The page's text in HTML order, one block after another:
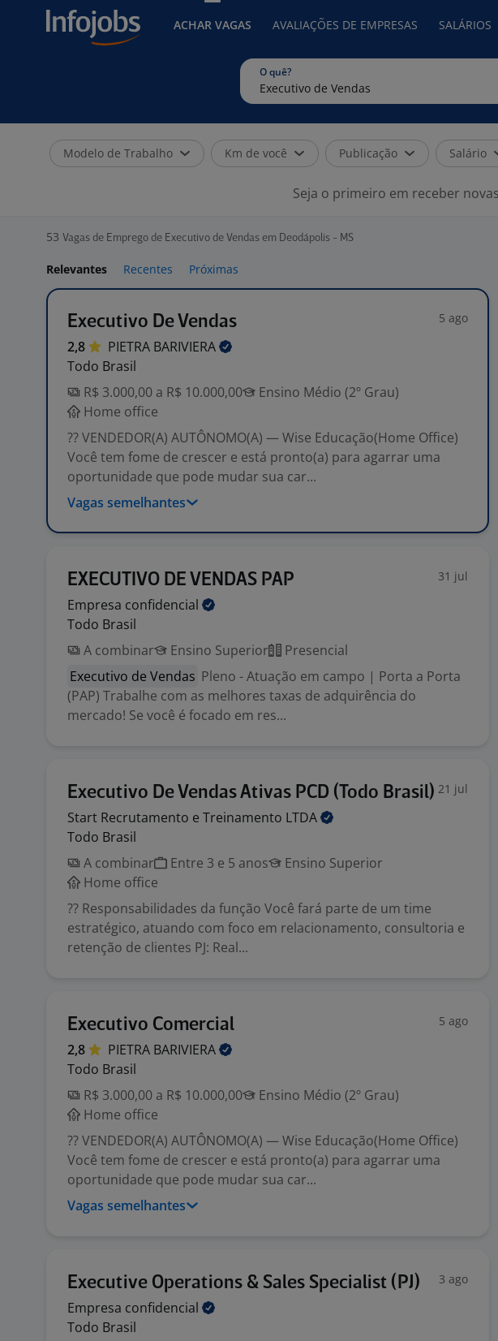
ACHAR VAGAS AVALIAÇÕES DE EMPRESAS SALÁRIOS
O quê?
Modelo de Trabalho Km de você Publicação Salário
Seja o primeiro em receber
53 Vagas de Emprego de Executivo de Vendas em Deodápolis - MS
Relevantes Recentes Próximas
Executivo De Vendas 5 ago
2,8 PIETRA BARIVIERA
Todo Brasil
R$ 3.000,00 a R$ 10.000,00
Ensino Médio (2º Grau)
Home office
?? VENDEDOR(A) AUTÔNOMO(A) — Wise Educação(Home Office)
Você tem fome de crescer e está pronto(a) para agarrar uma
oportunidade que pode mudar sua car...
Vagas semelhantes
EXECUTIVO DE VENDAS PAP 31 jul
Empresa confidencial
Todo Brasil
A combinar
Ensino Superior
Presencial
Executivo de Vendas Pleno - Atuação em campo | Porta a Porta
(PAP) Trabalhe com as melhores taxas de adquirência do
mercado! Se você é focado em res...
Executivo De Vendas Ativas PCD (Todo Brasil) 21 jul
Start Recrutamento e Treinamento LTDA
Todo Brasil
A combinar
Entre 3 e 5 anos
Ensino Superior
Home office
?? Responsabilidades da função Você fará parte de um time
estratégico, atuando com foco em relacionamento, consultoria e
retenção de clientes PJ: Real...
Executivo Comercial 5 ago
2,8 PIETRA BARIVIERA
Todo Brasil
R$ 3.000,00 a R$ 10.000,00
Ensino Médio (2º Grau)
Home office
?? VENDEDOR(A) AUTÔNOMO(A) — Wise Educação(Home Office)
Você tem fome de crescer e está pronto(a) para agarrar uma
oportunidade que pode mudar sua car...
Vagas semelhantes
Executive Operations & Sales Specialist (PJ) 3 ago
Empresa confidencial
Todo Brasil